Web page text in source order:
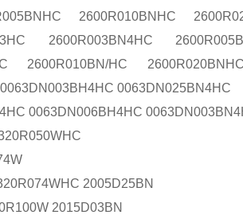
2600R010BNHC
2600R003BN4HC
2600R010BN/HC
0063DN025BN4HC
0063DN006BH4HC
2005D25BN
2015D03BN